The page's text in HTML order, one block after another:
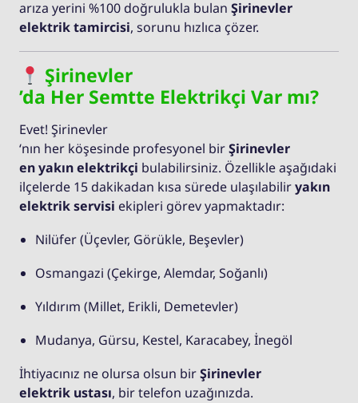
arıza yerini %100 doğrulukla bulan Şirinevler
elektrik tamircisi, sorunu hızlıca çözer.
Şirinevler
’da Her Semtte Elektrikçi Var mı?
Evet! Şirinevler
‘nın her köşesinde profesyonel birŞirinevler
en yakın elektrikçi bulabilirsiniz. Özellikle aşağıdaki
ilçelerde 15 dakikadan kısa sürede ulaşılabiliryakın
elektrik servisi ekipleri görev yapmaktadır:
Nilüfer (Üçevler, Görükle, Beşevler)
Osmangazi (Çekirge, Alemdar, Soğanlı)
Yıldırım (Millet, Erikli, Demetevler)
Mudanya, Gürsu, Kestel, Karacabey, İnegöl
İhtiyacınız ne olursa olsun birŞirinevler
elektrik ustası, bir telefon uzağınızda.